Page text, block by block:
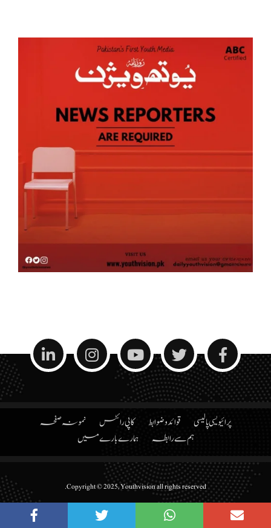
پرائیویسی پالیسی قوائد و ضوابط کاپی رائٹس
نمونہ صفحہ
ہم سے رابطہ
ہمارے بارے میں
Copyright © 2025, Youthvision all rights reserved.